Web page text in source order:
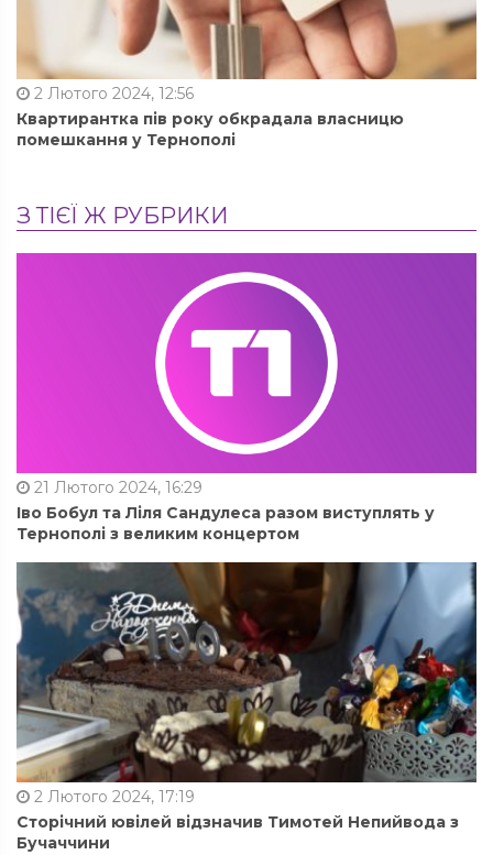
2 Лютого 2024, 12:56
Квартирантка пів року обкрадала власницю
помешкання у Тернополі
З ТІЄЇ Ж РУБРИКИ
21 Лютого 2024, 16:29
Іво Бобул та Ліля Сандулеса разом виступлять у
Тернополі з великим концертом
2 Лютого 2024, 17:19
Сторічний ювілей відзначив Тимотей Непийвода з
Бучаччини